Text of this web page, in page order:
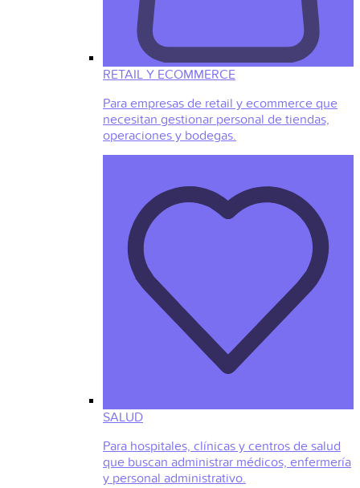
RETAIL Y ECOMMERCE
Para empresas de retail y ecommerce que
necesitan gestionar personal de tiendas,
operaciones y bodegas.
SALUD
Para hospitales, clínicas y centros de salud
que buscan administrar médicos, enfermería
y personal administrativo.